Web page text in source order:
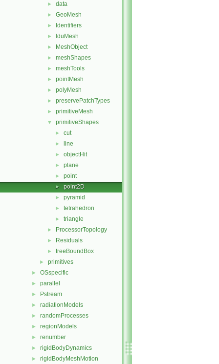
► data
► GeoMesh
► Identifiers
► lduMesh
► MeshObject
► meshShapes
► meshTools
► pointMesh
► polyMesh
► preservePatchTypes
► primitiveMesh
▼ primitiveShapes
► cut
► line
► objectHit
► plane
► point
► point2D
► pyramid
► tetrahedron
► triangle
► ProcessorTopology
► Residuals
► treeBoundBox
► primitives
► OSspecific
► parallel
► Pstream
► radiationModels
► randomProcesses
► regionModels
► renumber
► rigidBodyDynamics
► rigidBodyMeshMotion